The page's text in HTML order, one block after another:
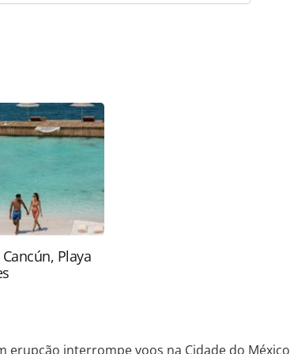
2023/05/vulcao-em-erupcao-
ou as ferramentas oferecidas na
Editora é protegido pela legislação
o conteúdo sem autorização da
Playa
erupção interrompe voos na Cidade do México